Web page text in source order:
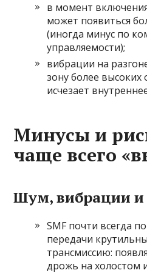
в момент
может появиться
(иногда минус по
управляемости);
вибрации на
зону более
исчезает
Минусы и
чаще всего
Шум, вибрации и
SMF почти всегда
передачи
трансмиссию:
дрожь на холостом